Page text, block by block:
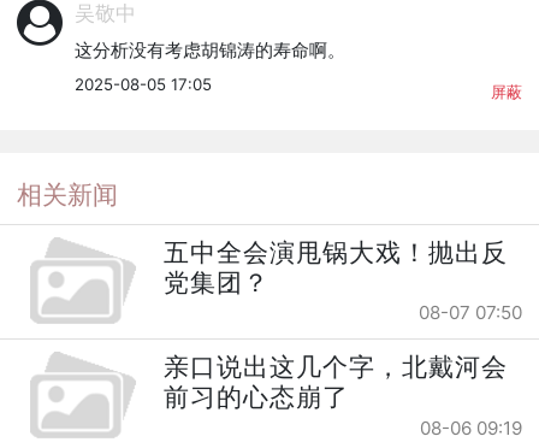
吴敬中
这分析没有考虑胡锦涛的寿命啊。
2025-08-05 17:05 屏蔽
相关新闻
五中全会演甩锅大戏！抛出反
党集团？
08-07 07:50
亲口说出这几个字，北戴河会
前习的心态崩了
08-06 09:19